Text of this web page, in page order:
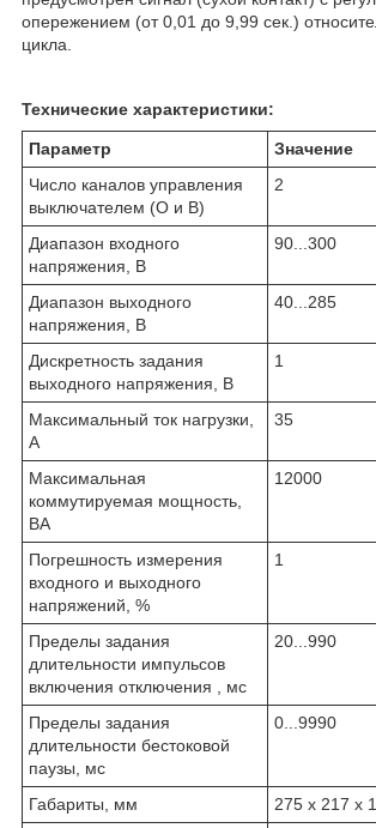
опережением (от 0,01 до 9,99 сек.)
цикла.
Технические характеристики:
Параметр
Значение
Число каналов управления
выключателем (О и В)
2
Диапазон входного
напряжения, В
90...300
Диапазон выходного
напряжения, В
40...285
Дискретность задания
выходного напряжения, В
1
Максимальный ток нагрузки,
A
35
Максимальная
коммутируемая мощность,
ВА
12000
Погрешность измерения
входного и выходного
напряжений, %
1
Пределы задания
длительности импульсов
включения отключения , мс
20...990
Пределы задания
длительности бестоковой
паузы, мс
0...9990
Габариты, мм
275 х 217 х